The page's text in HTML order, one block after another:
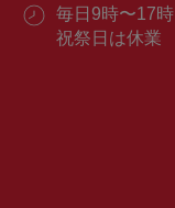
ル：
番
号：
営
業
毎日9時〜17時
祝祭日は休業